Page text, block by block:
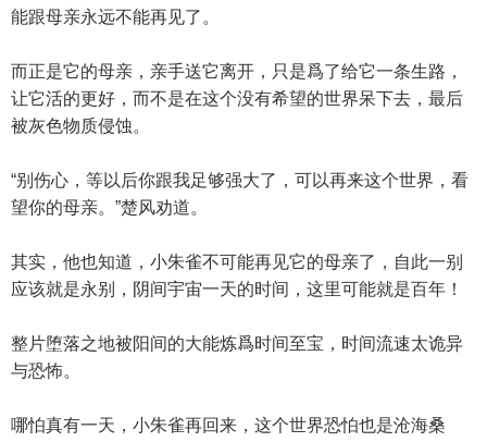
能跟母亲永远不能再见了。
而正是它的母亲，亲手送它离开，只是爲了给它一条生路，
让它活的更好，而不是在这个没有希望的世界呆下去，最后
被灰色物质侵蚀。
“别伤心，等以后你跟我足够强大了，可以再来这个世界，看
望你的母亲。”楚风劝道。
其实，他也知道，小朱雀不可能再见它的母亲了，自此一别
应该就是永别，阴间宇宙一天的时间，这里可能就是百年！
整片堕落之地被阳间的大能炼爲时间至宝，时间流速太诡异
与恐怖。
哪怕真有一天，小朱雀再回来，这个世界恐怕也是沧海桑